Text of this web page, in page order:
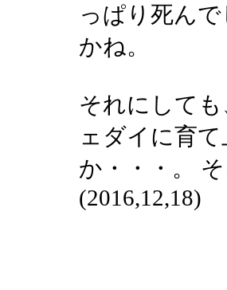
っぱり死ん
かね。
それにして
ェダイに育
か・・・。
(2016,12,18)